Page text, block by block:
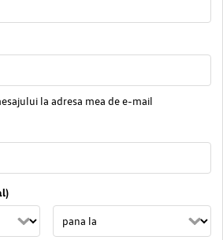
la adresa mea de e-mail